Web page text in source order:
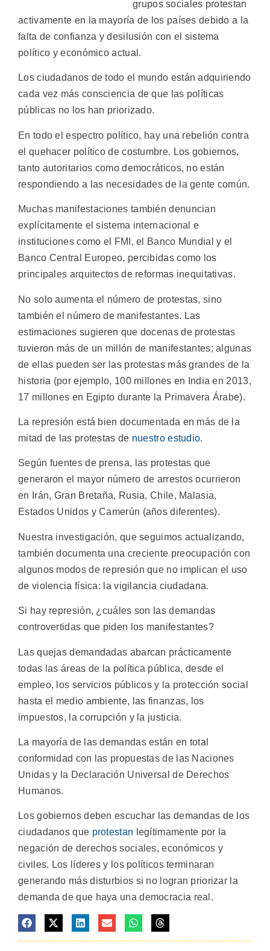
grupos sociales protestan
activamente en la mayoría de los países debido a la
falta de confianza y desilusión con el sistema
político y económico actual.
Los ciudadanos de todo el mundo están adquiriendo
cada vez más consciencia de que las políticas
públicas no los han priorizado.
En todo el espectro político, hay una rebelión contra
el quehacer político de costumbre. Los gobiernos,
tanto autoritarios como democráticos, no están
respondiendo a las necesidades de la gente común.
Muchas manifestaciones también denuncian
explícitamente el sistema internacional e
instituciones como el FMI, el Banco Mundial y el
Banco Central Europeo, percibidas como los
principales arquitectos de reformas inequitativas.
No solo aumenta el número de protestas, sino
también el número de manifestantes. Las
estimaciones sugieren que docenas de protestas
tuvieron más de un millón de manifestantes; algunas
de ellas pueden ser las protestas más grandes de la
historia (por ejemplo, 100 millones en India en 2013,
17 millones en Egipto durante la Primavera Árabe).
La represión está bien documentada en más de la
mitad de las protestas de nuestro estudio.
Según fuentes de prensa, las protestas que
generaron el mayor número de arrestos ocurrieron
en Irán, Gran Bretaña, Rusia, Chile, Malasia,
Estados Unidos y Camerún (años diferentes).
Nuestra investigación, que seguimos actualizando,
también documenta una creciente preocupación con
algunos modos de represión que no implican el uso
de violencia física: la vigilancia ciudadana.
Si hay represión, ¿cuáles son las demandas
controvertidas que piden los manifestantes?
Las quejas demandadas abarcan prácticamente
todas las áreas de la política pública, desde el
empleo, los servicios públicos y la protección social
hasta el medio ambiente, las finanzas, los
impuestos, la corrupción y la justicia.
La mayoría de las demandas están en total
conformidad con las propuestas de las Naciones
Unidas y la Declaración Universal de Derechos
Humanos.
Los gobiernos deben escuchar las demandas de los
ciudadanos que protestan legítimamente por la
negación de derechos sociales, económicos y
civiles. Los líderes y los políticos terminaran
generando más disturbios si no logran priorizar la
demanda de que haya una democracia real.